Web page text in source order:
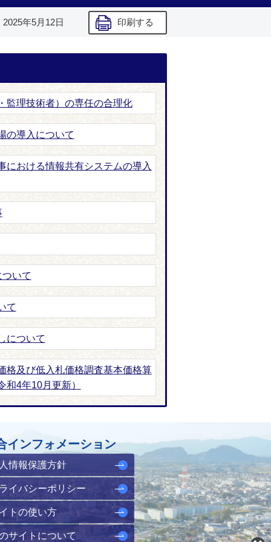
2025年5月12日 印刷する
監理技術者）の専任の合理化
の導入について
における情報共有システムの導入
いて
て
について
及び低入札価格調査基本価格算
和4年10月更新）
インフォメーション
情報保護方針
イバシーポリシー
トの使い方
サイトについて